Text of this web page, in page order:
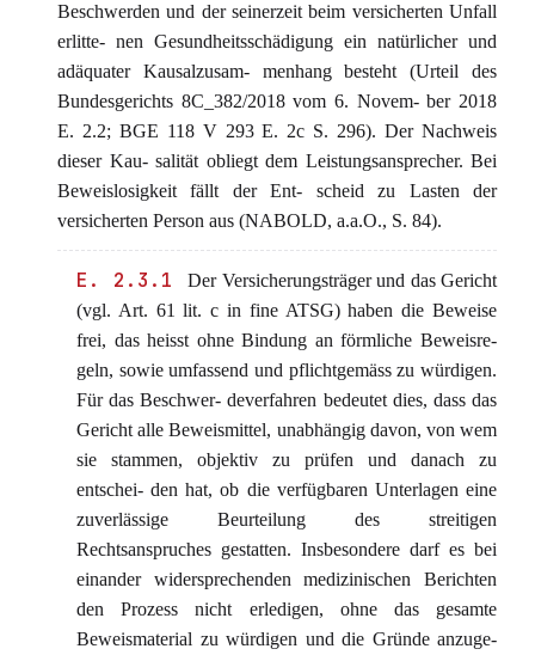
Beschwerden und der seinerzeit beim versicherten Unfall
erlitte- nen Gesundheitsschädigung ein natürlicher und
adäquater Kausalzusam- menhang besteht (Urteil des
Bundesgerichts 8C_382/2018 vom 6. Novem- ber 2018
E. 2.2; BGE 118 V 293 E. 2c S. 296). Der Nachweis
dieser Kau- salität obliegt dem Leistungsansprecher. Bei
Beweislosigkeit fällt der Ent- scheid zu Lasten der
versicherten Person aus (NABOLD, a.a.O., S. 84).
E. 2.3.1
Der Versicherungsträger und das Gericht
(vgl. Art. 61 lit. c in fine ATSG) haben die Beweise
frei, das heisst ohne Bindung an förmliche Beweisre-
geln, sowie umfassend und pflichtgemäss zu würdigen.
Für das Beschwer- deverfahren bedeutet dies, dass das
Gericht alle Beweismittel, unabhängig davon, von wem
sie stammen, objektiv zu prüfen und danach zu
entschei- den hat, ob die verfügbaren Unterlagen eine
zuverlässige Beurteilung des streitigen
Rechtsanspruches gestatten. Insbesondere darf es bei
einander widersprechenden medizinischen Berichten
den Prozess nicht erledigen, ohne das gesamte
Beweismaterial zu würdigen und die Gründe anzuge-